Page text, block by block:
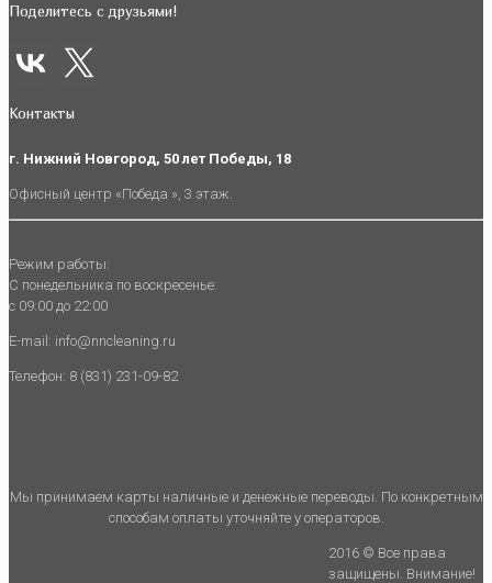
Поделитесь с друзьями!
Контакты
г. Нижний Новгород, 50 лет Победы, 18
Офисный центр «Победа », 3 этаж.
Режим работы:
С понедельника по воскресенье:
с 09:00 до 22:00
E-mail: info@nncleaning.ru
Телефон: 8 (831) 231-09-82
Мы принимаем карты наличные и денежные переводы. По конкретным
способам оплаты уточняйте у операторов.
2016 © Все права
защищены. Внимание!